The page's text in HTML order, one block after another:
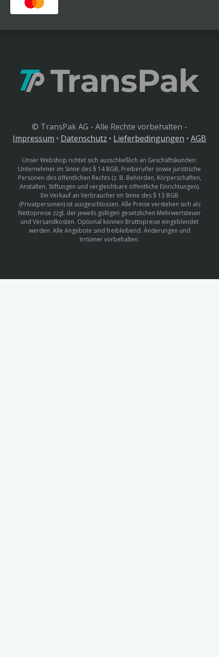
© TransPak AG - Alle Rechte vorbehalten -
Impressum • Datenschutz • Lieferbedingungen • AGB
Unser Webshop richtet sich ausschließlich an Geschäftskunden:
Unternehmer im Sinne des § 14 BGB, Freiberufler sowie juristische
Personen des öffentlichen Rechts (z. B. Behörden, Körperschaften,
Anstalten, Stiftungen und vergleichbare öffentliche Einrichtungen).
Ein Verkauf an Verbraucher im Sinne des § 13 BGB
(Privatpersonen) ist ausgeschlossen. Alle Preise verstehen sich als
Nettopreise zzgl. der jeweils gültigen gesetzlichen Mehrwertsteuer
und Versandkosten. Optional können Bruttopreise eingeblendet
werden. Alle Angebote sind freibleibend. Änderungen und
Irrtümer vorbehalten.